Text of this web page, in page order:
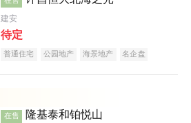
建安
待定
普通住宅 公园地产 海景地产 名企盘
在售 隆基泰和铂悦山